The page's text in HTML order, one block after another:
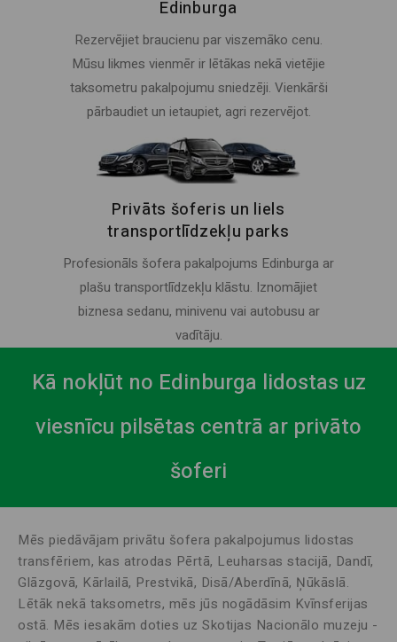
Edinburga
Rezervējiet braucienu par viszemāko cenu.
Mūsu likmes vienmēr ir lētākas nekā vietējie
taksometru pakalpojumu sniedzēji. Vienkārši
pārbaudiet un ietaupiet, agri rezervējot.
Privāts šoferis un liels
transportlīdzekļu parks
Profesionāls šofera pakalpojums Edinburga ar
plašu transportlīdzekļu klāstu. Iznomājiet
biznesa sedanu, minivenu vai autobusu ar
vadītāju.
Kā nokļūt no Edinburga lidostas uz
viesnīcu pilsētas centrā ar privāto
šoferi
Mēs piedāvājam privātu šofera pakalpojumus lidostas
transfēriem, kas atrodas Pērtā, Leuharsas stacijā, Dandī,
Glāzgovā, Kārlailā, Prestvikā, Disā/Aberdīnā, Ņūkāslā.
Lētāk nekā taksometrs, mēs jūs nogādāsim Kvīnsferijas
ostā. Mēs iesakām doties uz Skotijas Nacionālo muzeju -